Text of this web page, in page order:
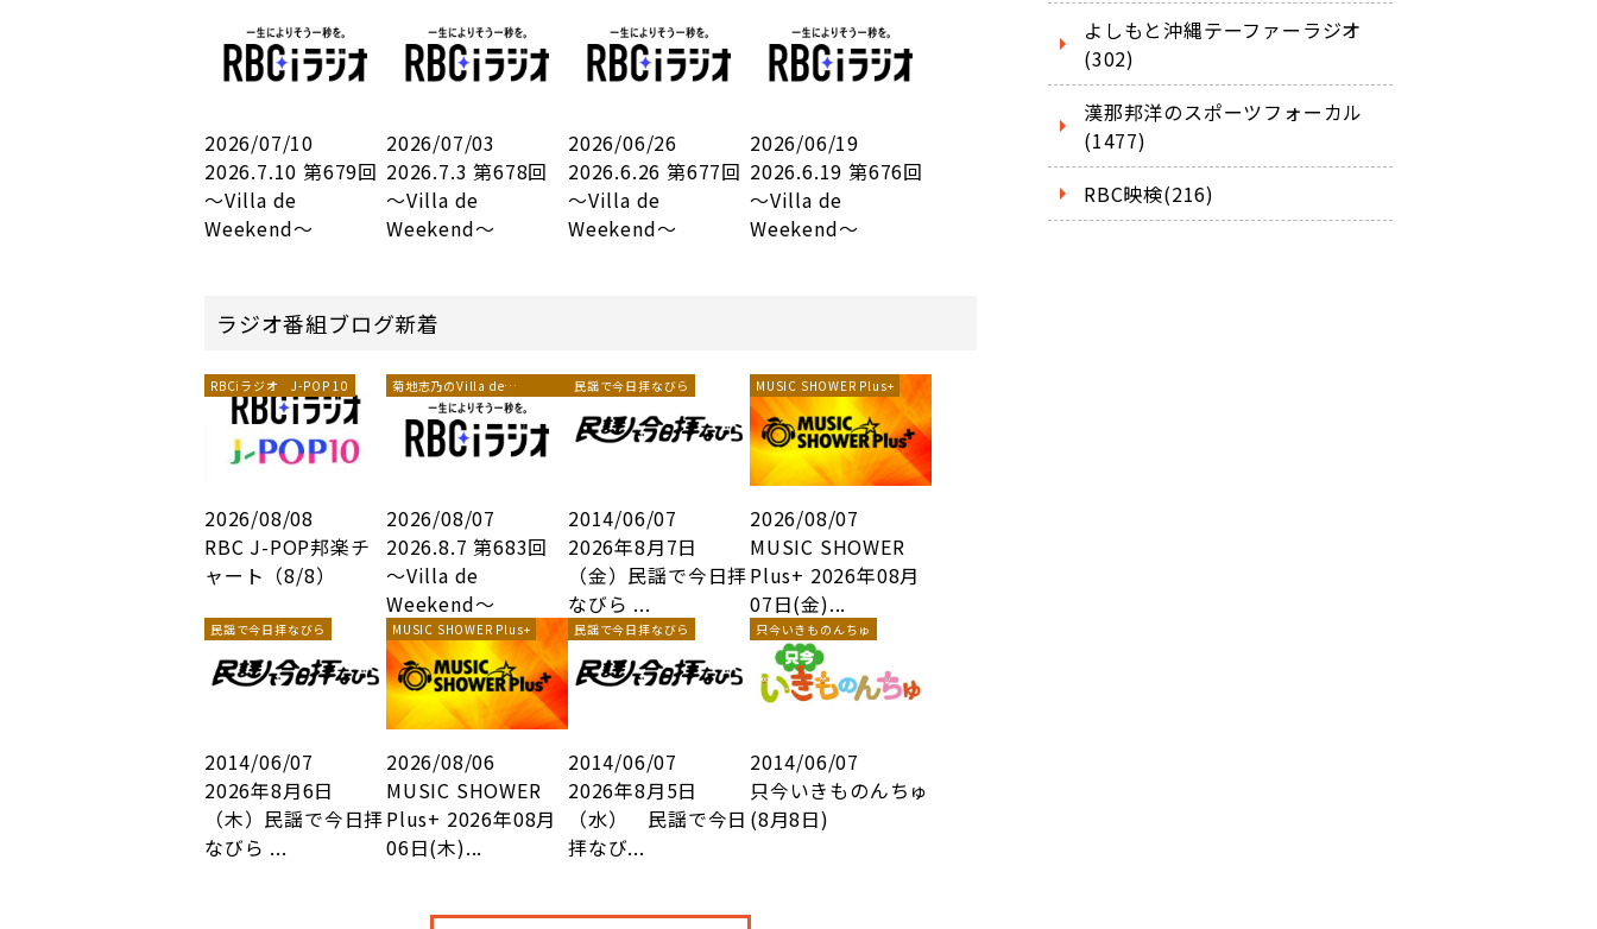
2026/07/10
2026.7.10 第679回
～Villa de
Weekend～
2026/07/03
2026.7.3 第678回
～Villa de
Weekend～
2026/06/26
2026.6.26 第677回
～Villa de
Weekend～
2026/06/19
2026.6.19 第676回
～Villa de
Weekend～
ラジオ番組ブログ新着
RBCiラジオ J-POP 10
2026/08/08
RBC J-POP邦楽チ
ャート（8/8）
菊地志乃のVilla de
Weekend
2026/08/07
2026.8.7 第683回
～Villa de
Weekend～
民謡で今日拝なびら
2014/06/07
2026年8月7日
（金）民謡で今日拝
なびら ...
MUSIC SHOWER Plus+
2026/08/07
MUSIC SHOWER
Plus+ 2026年08月
07日(金)...
民謡で今日拝なびら
2014/06/07
2026年8月6日
（木）民謡で今日拝
なびら ...
MUSIC SHOWER Plus+
2026/08/06
MUSIC SHOWER
Plus+ 2026年08月
06日(木)...
民謡で今日拝なびら
2014/06/07
2026年8月5日
（水） 民謡で今日
拝なび...
只今いきものんちゅ
2014/06/07
只今いきものんちゅ
(8月8日)
よしもと沖縄テーファーラジオ
(302)
漢那邦洋のスポーツフォーカル
(1477)
RBC映検(216)